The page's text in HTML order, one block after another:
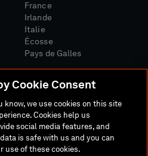
France
Irlande
Italie
Écosse
Pays de Galles
Politique De Cookies
Cookie Consent
know, we use cookies on this site
Cookies help us
social media features, and
is safe with us and you can
use of these cookies.